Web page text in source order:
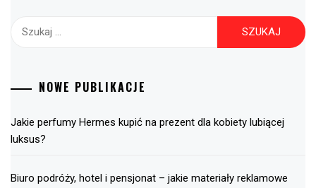
Szukaj:
NOWE PUBLIKACJE
Jakie perfumy Hermes kupić na prezent dla kobiety lubiącej
luksus?
Biuro podróży, hotel i pensjonat – jakie materiały reklamowe